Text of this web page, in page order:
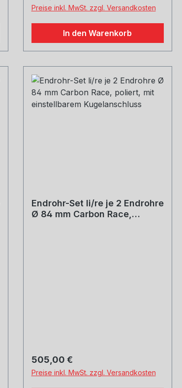
Preise inkl. MwSt. zzgl. Versandkosten
In den Warenkorb
Endrohr-Set li/re je 2 Endrohre
Ø 84 mm Carbon Race,
Regulärer Preis:
505,00 €
Preise inkl. MwSt. zzgl. Versandkosten